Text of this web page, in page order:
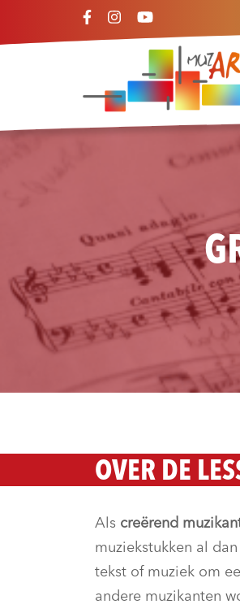
OVER DE
Als creërend
muziekstukken al
tekst of muziek om
andere muzikanten